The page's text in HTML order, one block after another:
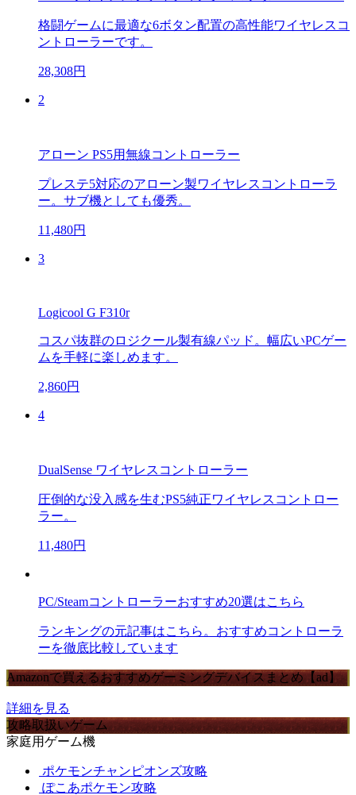
格闘ゲームに最適な6ボタン配置の高性能ワイヤレスコ
ントローラーです。
28,308円
2
アローン PS5用無線コントローラー
プレステ5対応のアローン製ワイヤレスコントローラ
ー。サブ機としても優秀。
11,480円
3
Logicool G F310r
コスパ抜群のロジクール製有線パッド。幅広いPCゲー
ムを手軽に楽しめます。
2,860円
4
DualSense ワイヤレスコントローラー
圧倒的な没入感を生むPS5純正ワイヤレスコントロー
ラー。
11,480円
PC/Steamコントローラーおすすめ20選はこちら
ランキングの元記事はこちら。おすすめコントローラ
ーを徹底比較しています
Amazonで買えるおすすめゲーミングデバイスまとめ【ad】
詳細を見る
攻略取扱いゲーム
家庭用ゲーム機
ポケモンチャンピオンズ攻略
ぽこあポケモン攻略